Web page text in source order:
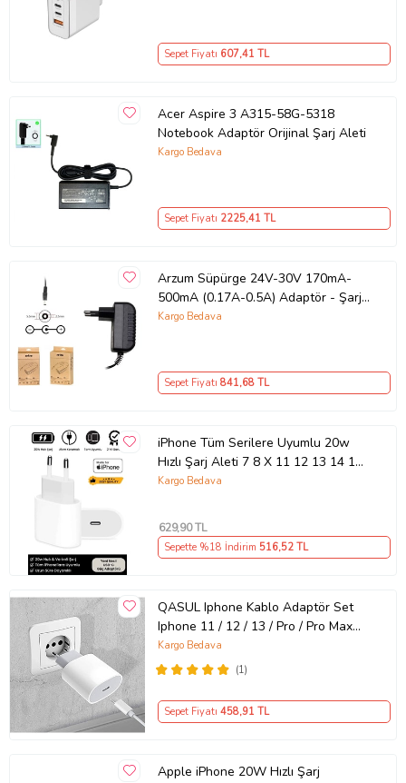
Adaptörü – Type-C ve USB Çıkışlı,
Evrensel 65W Duvar Tipi Şarj
Sepet Fiyatı 607,41 TL
Acer Aspire 3 A315-58G-5318
Notebook Adaptör Orijinal Şarj Aleti
Kargo Bedava
Sepet Fiyatı 2225,41 TL
Arzum Süpürge 24V-30V 170mA-
500mA (0.17A-0.5A) Adaptör - Şarj
Aleti RETRO
Kargo Bedava
Sepet Fiyatı 841,68 TL
iPhone Tüm Serilere Uyumlu 20w
Hızlı Şarj Aleti 7 8 X 11 12 13 14 15
16 İçin Type-C Girişli Adaptör
Kargo Bedava
629,90 TL
Sepette %18 İndirim 516,52 TL
QASUL Iphone Kablo Adaptör Set
Iphone 11 / 12 / 13 / Pro / Pro Max
Uyumlu Şarj Aleti Seti
(1)
Kargo Bedava
Sepet Fiyatı 458,91 TL
Apple iPhone 20W Hızlı Şarj